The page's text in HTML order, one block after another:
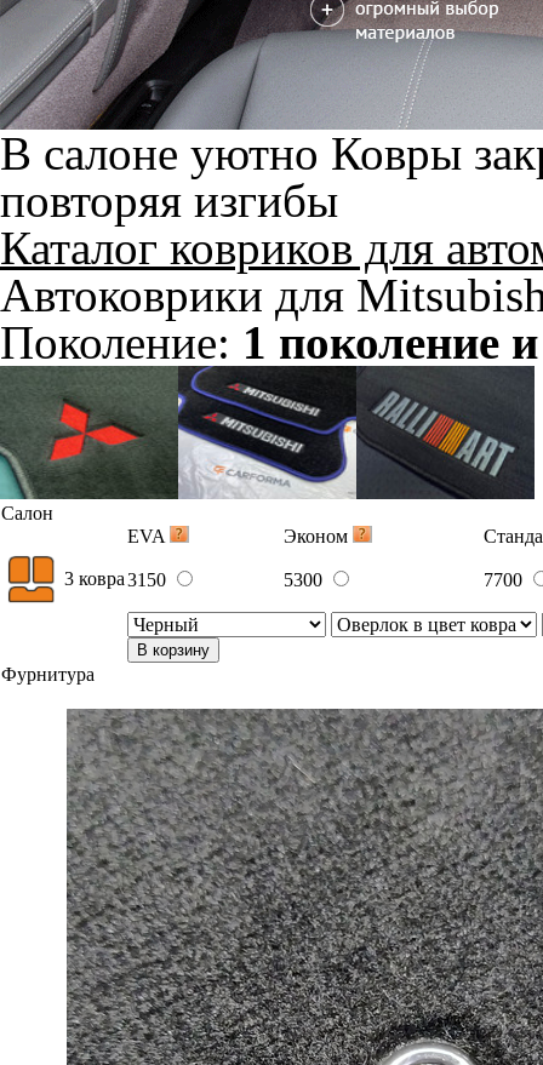
В салоне уютно Ковры
повторяя изгибы
Каталог ковриков для
Автоковрики для
Поколение: 1 поколение
Салон
EVA
Эконом
3 ковра3150 5300 7700
В корзину
Фурнитура